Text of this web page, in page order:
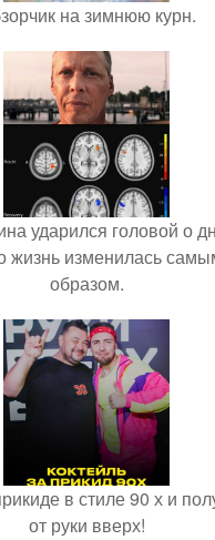
на зимнюю курн.
ударился головой о
жизнь изменилась
образом.
в стиле 90 х и
от руки вверх!